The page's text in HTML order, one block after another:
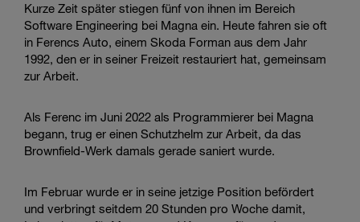
Kurze Zeit später stiegen fünf von ihnen im Bereich
Software Engineering bei Magna ein. Heute fahren sie oft
in Ferencs Auto, einem Skoda Forman aus dem Jahr
1992, den er in seiner Freizeit restauriert hat, gemeinsam
zur Arbeit.
Als Ferenc im Juni 2022 als Programmierer bei Magna
begann, trug er einen Schutzhelm zur Arbeit, da das
Brownfield-Werk damals gerade saniert wurde.
Im Februar wurde er in seine jetzige Position befördert
und verbringt seitdem 20 Stunden pro Woche damit,